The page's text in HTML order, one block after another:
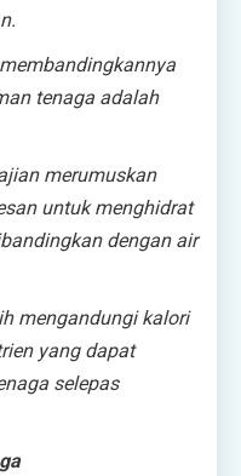
tenaga adalah
merumuskan
untuk menghidrat
dengan air
mengandungi kalori
yang dapat
selepas